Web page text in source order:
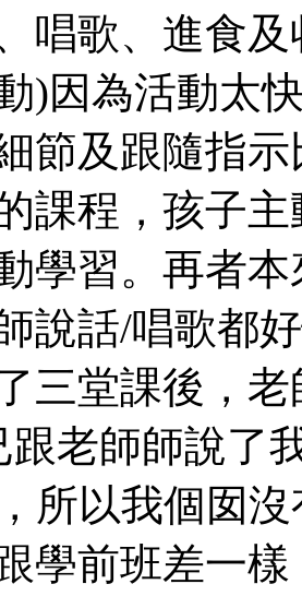
唱歌、進食
)因為活動太
節及跟隨指
課程，孩子
學習。再者
說話/唱歌都
三堂課後，
跟老師師說了
所以我個囡
學前班差一